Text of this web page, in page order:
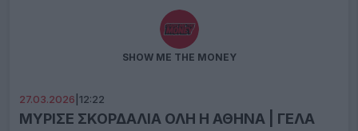
SHOW ME THE MONEY
ΜΥΡΙΣΕ ΣΚΟΡΔΑΛΙΑ ΟΛΗ Η ΑΘΗΝΑ | ΓΕΛΑ
27.03.2026 12:22